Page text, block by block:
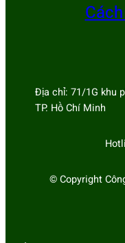
Địa chỉ: 71/1G khu
TP. Hồ Chí Minh
© Copyright